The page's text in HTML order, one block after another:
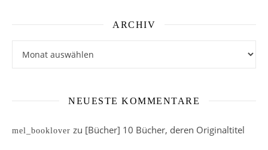
ARCHIV
NEUESTE KOMMENTARE
mel_booklover zu [Bücher] 10 Bücher, deren Originaltitel